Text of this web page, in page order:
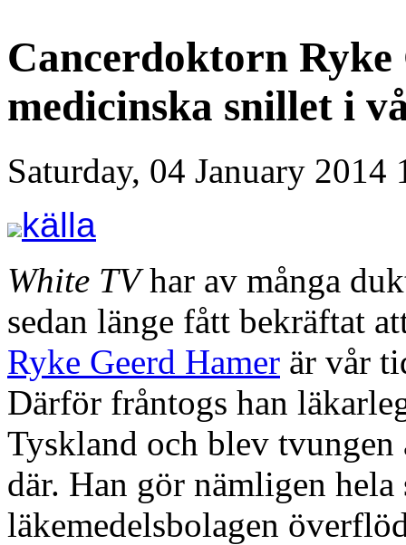
Cancerdoktorn
medicinska snillet i
Saturday, 04 January 2014
källa
White TVhar av många
sedan länge fått bekräftat
Ryke Geerd Hamer är vår
Därför fråntogs han
Tyskland och blev
där. Han gör nämligen
läkemedelsbolagen